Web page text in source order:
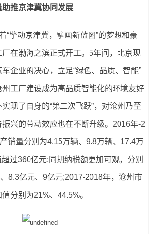
推京津冀协同发展
动京津冀，擘画新蓝图”的梦想和豪
在渤海之滨正式开工。5年间，北京现
企业的决心，立足“绿色、品质、智能”
州工厂建设成为高品质智能化的环境友好
现了自身的“第二次飞跃”，对沧州乃至
兴的带动效应也在不断升级。2016年-2
销量分别为4.15万辆、9.8万辆、17.4万
过360亿元;同期纳税额更加可观，分别
8.3亿元、9亿元;2017-2018年，沧州市
分别为21%、44.5%。